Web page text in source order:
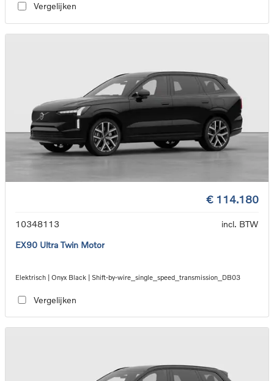
Vergelijken
€ 114.180
10348113
incl. BTW
EX90 Ultra Twin Motor
Elektrisch | Onyx Black | Shift-by-wire_single_speed_transmission_DB03
Vergelijken